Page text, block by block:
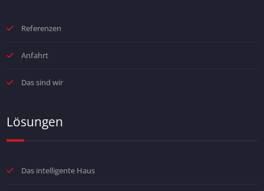
Referenzen
Anfahrt
Das sind wir
Lösungen
Das intelligente Haus